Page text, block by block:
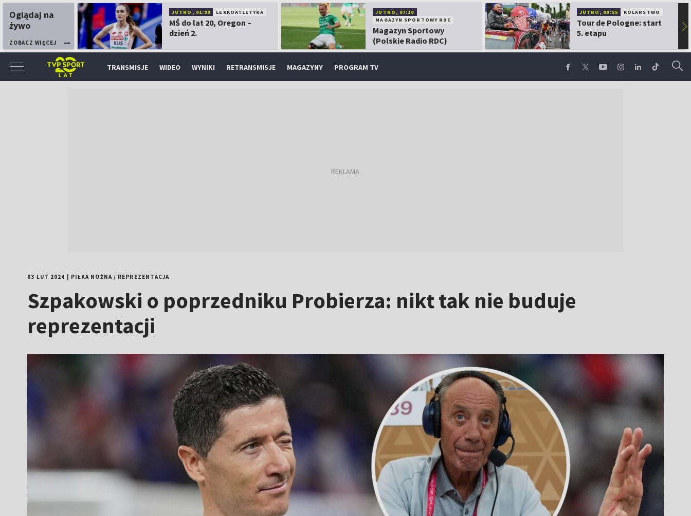
Oglądaj na
żywo
ZOBACZ WIĘCEJ
JUTRO, 01:00 LEKKOATLETYKA
MŚ do lat 20, Oregon –
dzień 2.
JUTRO, 07:10
MAGAZYN SPORTOWY RDC
Magazyn Sportowy
(Polskie Radio RDC)
JUTRO, 08:55 KOLARSTWO
Tour de Pologne: start
5. etapu
▶
TRANSMISJE WIDEO WYNIKI RETRANSMISJE MAGAZYNY PROGRAM TV
03 LUT 2024 PIŁKA NOŻNA/ REPREZENTACJA
Szpakowski o poprzedniku Probierza: nikt tak nie buduje
reprezentacji